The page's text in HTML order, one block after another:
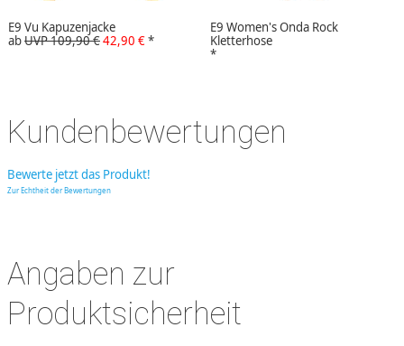
E9 Vu Kapuzenjacke
abUVP 109,90 €42,90 €*
E9 Women's Onda Rock
Kletterhose
*
Kundenbewertungen
Bewerte jetzt das Produkt!
Zur Echtheit der Bewertungen
Angaben zur
Produktsicherheit